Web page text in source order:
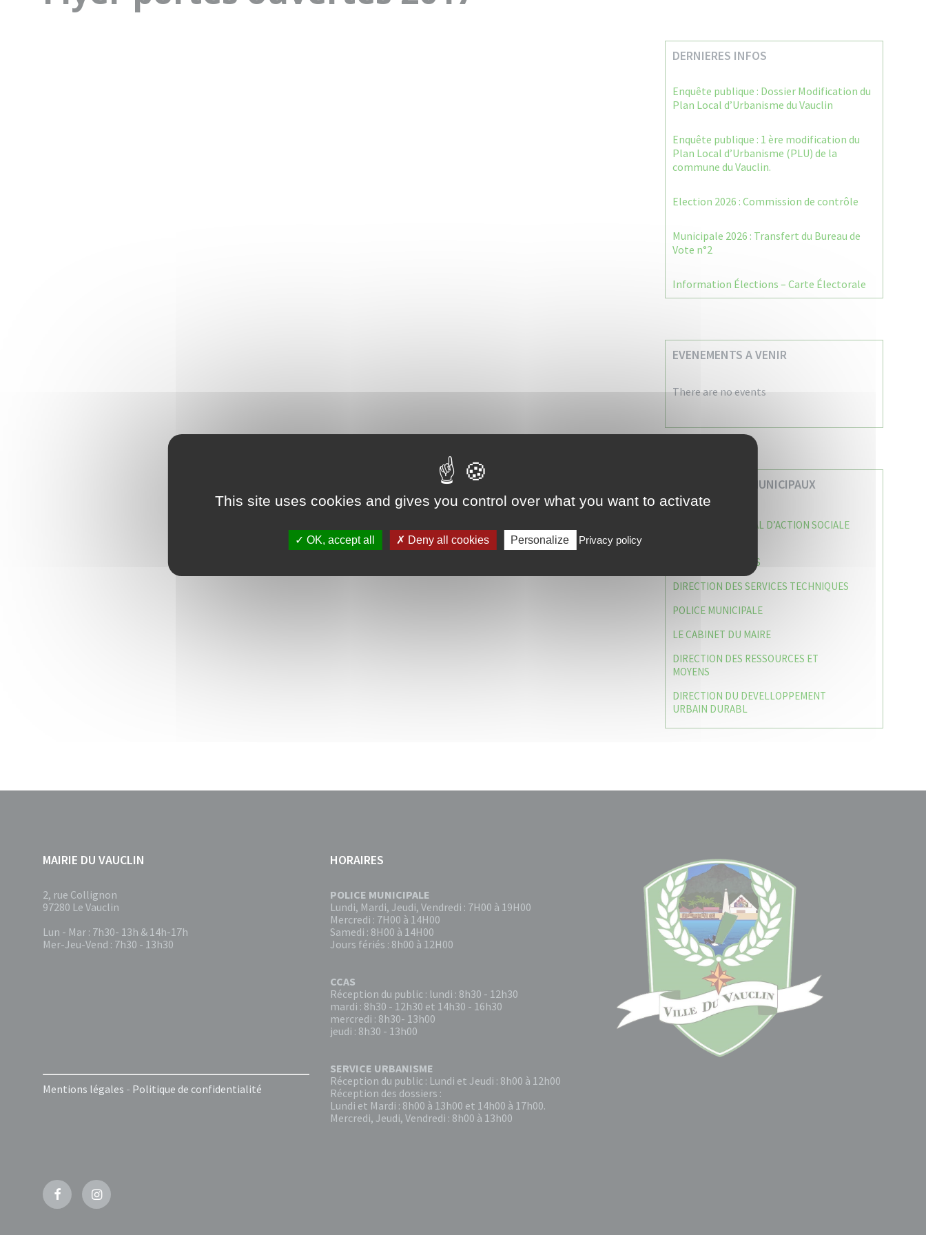
DERNIERES INFOS
Enquête publique : Dossier Modification du
Plan Local d’Urbanisme du Vauclin
Enquête publique : 1 ère modification du
Plan Local d’Urbanisme (PLU) de la
commune du Vauclin.
Election 2026 : Commission de contrôle
Municipale 2026 : Transfert du Bureau de
Vote n°2
Information Élections – Carte Électorale
EVENEMENTS A VENIR
There are no events
VOS SERVICES MUNICIPAUX
CENTRE COMMUNAL D’ACTION SOCIALE
CAISSE DES ÉCOLES
DIRECTION DES SERVICES TECHNIQUES
POLICE MUNICIPALE
LE CABINET DU MAIRE
DIRECTION DES RESSOURCES ET
MOYENS
DIRECTION DU DEVELLOPPEMENT
URBAIN DURABL
MAIRIE DU VAUCLIN
2, rue Collignon
97280 Le Vauclin
Lun - Mar : 7h30- 13h & 14h-17h
Mer-Jeu-Vend : 7h30 - 13h30
Mentions légales - Politique de confidentialité
HORAIRES
POLICE MUNICIPALE
Lundi, Mardi, Jeudi, Vendredi : 7H00 à 19H00
Mercredi : 7H00 à 14H00
Samedi : 8H00 à 14H00
Jours fériés : 8h00 à 12H00
CCAS
Réception du public : lundi : 8h30 - 12h30
mardi : 8h30 - 12h30 et 14h30 - 16h30
mercredi : 8h30- 13h00
jeudi : 8h30 - 13h00
SERVICE URBANISME
Réception du public : Lundi et Jeudi : 8h00 à 12h00
Réception des dossiers :
Lundi et Mardi : 8h00 à 13h00 et 14h00 à 17h00.
Mercredi, Jeudi, Vendredi : 8h00 à 13h00
FacebookInstagram
This site uses cookies and gives you control over what you want to activate
OK, accept all Deny all cookies Personalize Privacy policy